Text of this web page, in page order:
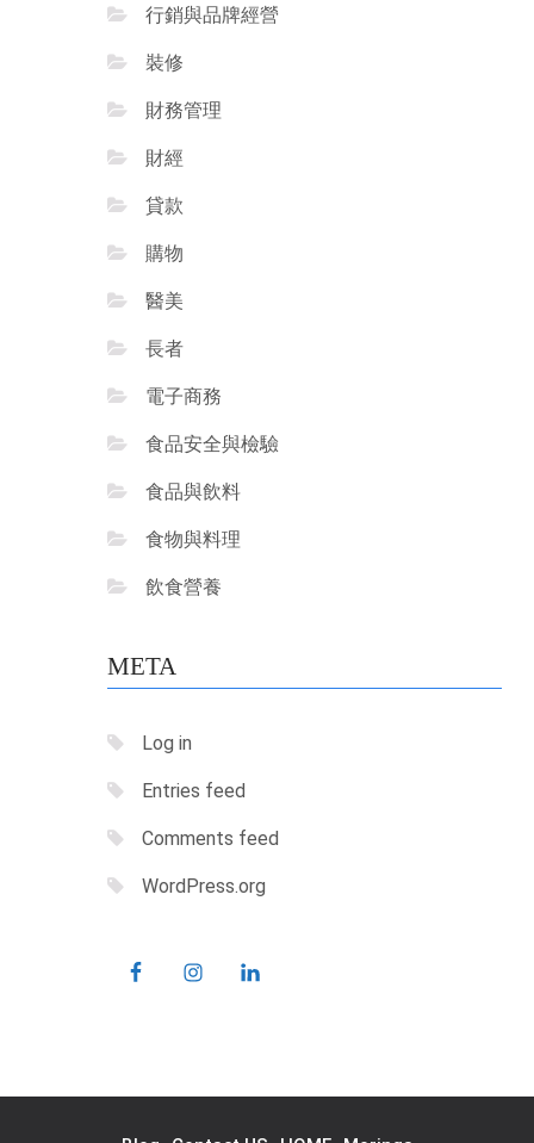
行銷與品牌經營
裝修
財務管理
財經
貸款
購物
醫美
長者
電子商務
食品安全與檢驗
食品與飲料
食物與料理
飲食營養
META
Log in
Entries feed
Comments feed
WordPress.org